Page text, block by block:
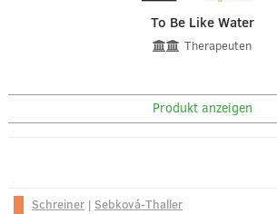
To Be Like Water
Therapeuten
Produkt anzeigen
Schreiner| Sebková-Thaller